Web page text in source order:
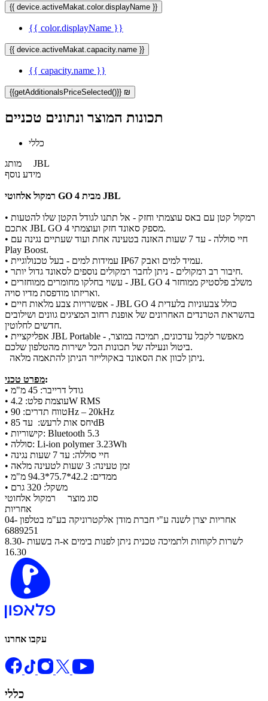
{{ device.activeMakat.color.displayName }}
{{ color.displayName }}
{{ device.activeMakat.capacity.name }}
{{ capacity.name }}
{{getAdditionalsPriceSelected()}} ₪
תכונות המוצר ונתונים טכניים
כללי
מותג JBL
מידע נוסף
רמקול אלחוטי GO 4 מבית JBL
• רמקול קטן עם באס עוצמתי וחזק - אל תתנו לגודל הקטן שלו להטעות
אתכם JBL GO 4 מספק סאונד חזק ועוצמתי.
• חיי סוללה - עד 7 שעות האזנה בטעינה אחת ועוד שעתיים נגינה עם
Play Boost.
• עמידות למים - בעל טכנולוגיית IP67 עמיד למים ואבק.
• חיבור רב רמקולים - ניתן לחבר רמקולים נוספים לסאונד גדול יותר.
• עשוי בחלקו מחומרים ממוחזרים - JBL GO 4 משלב פלסטיק ממוחזר
ואריזתו מודפסת מדיו סויה.
• אפשרויות צבע מלאות חיים - JBL GO 4 כולל צבעוניות בלעדית
בהשראת הטרנדים האחרונים של אופנת רחוב המציגים גוונים ושילובים
חדשים לחלוטין.
• אפליקציית JBL Portable - מאפשר לקבל עדכונים, תמיכה במוצר,
ביטול ונעילה של תכונות הכל ישירות מהטלפון שלכם.
ניתן לכוון את הסאונד באקולייזר הניתן להתאמה מלאה.
מפרט טכני:
• גודל דרייבר: 45 מ"מ
• עוצמת פלט: 4.2W RMS
• טווח תדרים: 90Hz – 20kHz
• יחס אות לרעש: עד 85dB
• קישוריות: Bluetooth 5.3
• סוללה: Li-ion polymer 3.23Wh
• חיי סוללה: עד 7 שעות נגינה
• זמן טעינה: 3 שעות לטעינה מלאה
• משקל: 320 גרם
סוג מוצר רמקול אלחוטי
אחריות
אחריות יצרן לשנה ע"י חברת מודן אלקטרוניקה בע"מ בטלפון 04-
לשרות לקוחות ולתמיכה טכנית ניתן לפנות בימים א-ה בשעות 8.30-
16.30
עקבו אחרנו
כללי